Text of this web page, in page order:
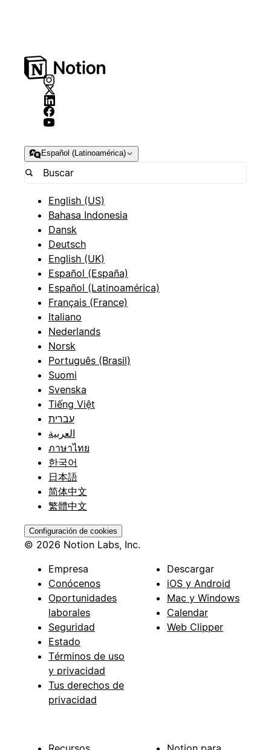
Español (Latinoamérica)
English (US)
Bahasa Indonesia
Dansk
Deutsch
English (UK)
Español (España)
Español (Latinoamérica)
Français (France)
Italiano
Nederlands
Norsk
Português (Brasil)
Suomi
Svenska
Tiếng Việt
עברית
العربية
ภาษาไทย
한국어
日本語
简体中文
繁體中文
Configuración de cookies
© 2026 Notion Labs, Inc.
Empresa
Conócenos
Oportunidades
laborales
Seguridad
Estado
Términos de uso
y privacidad
Tus derechos de
privacidad
Descargar
iOS y Android
Mac y Windows
Calendar
Web Clipper